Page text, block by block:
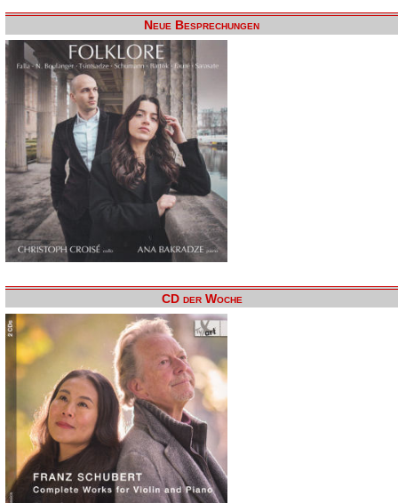
Neue Besprechungen
CD der Woche